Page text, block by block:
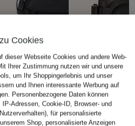
Cookies
dieser Webseite Cookies und andere Web-
Ihrer Zustimmung nutzen wir und unsere
um Ihr Shoppingerlebnis und unser
und Ihnen interessante Werbung auf
Personenbezogene Daten können
Adressen, Cookie-ID, Browser- und
für personalisierte
Shop, personalisierte Anzeigen